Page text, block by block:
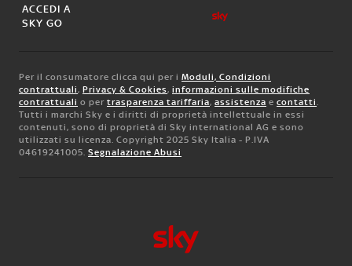
ACCEDI A
SKY GO
Per il consumatore clicca qui per i Moduli, Condizioni
contrattuali, Privacy & Cookies, informazioni sulle modifiche
contrattuali o per trasparenza tariffaria, assistenza e contatti.
Tutti i marchi Sky e i diritti di proprietà intellettuale in essi
contenuti, sono di proprietà di Sky international AG e sono
utilizzati su licenza. Copyright 2025 Sky Italia - P.IVA
04619241005. Segnalazione Abusi